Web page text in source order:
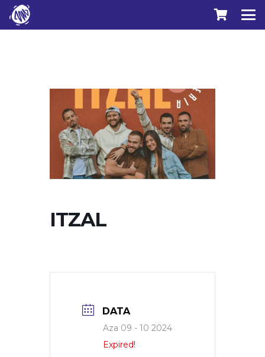
ITZAL
DATA
Aza 09 - 10 2024
Expired!